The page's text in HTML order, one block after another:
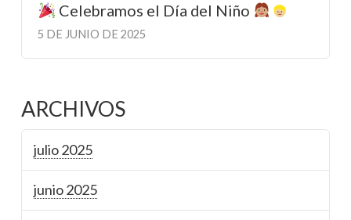
Celebramos el Día del Niño
5 DE JUNIO DE 2025
ARCHIVOS
julio 2025
junio 2025